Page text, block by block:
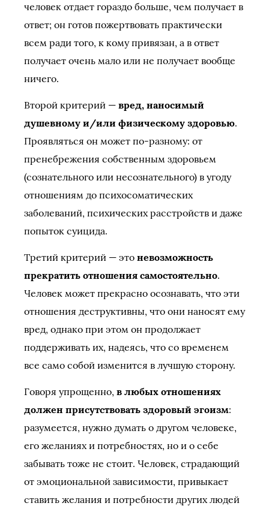
человек отдает гораздо больше, чем получает в
ответ; он готов пожертвовать практически
всем ради того, к кому привязан, а в ответ
получает очень мало или не получает вообще
ничего.
Второй критерий — вред, наносимый
душевному и/или физическому здоровью.
Проявляться он может по-разному: от
пренебрежения собственным здоровьем
(сознательного или несознательного) в угоду
отношениям до психосоматических
заболеваний, психических расстройств и даже
попыток суицида.
Третий критерий — это невозможность
прекратить отношения самостоятельно.
Человек может прекрасно осознавать, что эти
отношения деструктивны, что они наносят ему
вред, однако при этом он продолжает
поддерживать их, надеясь, что со временем
все само собой изменится в лучшую сторону.
Говоря упрощенно, в любых отношениях
должен присутствовать здоровый эгоизм:
разумеется, нужно думать о другом человеке,
его желаниях и потребностях, но и о себе
забывать тоже не стоит. Человек, страдающий
от эмоциональной зависимости, привыкает
ставить желания и потребности других людей